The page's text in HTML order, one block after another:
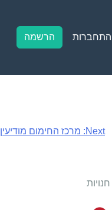
התחברות הרשמה
Next: מרכז החימום מודיעין